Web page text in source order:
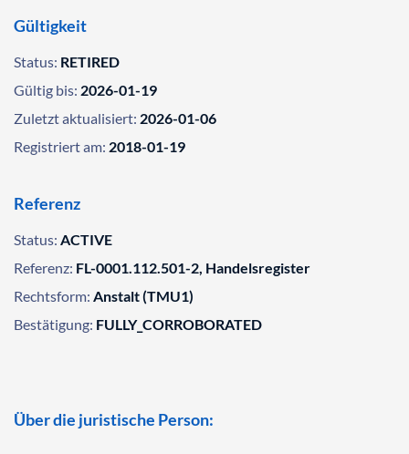
Gültigkeit
Status: RETIRED
Gültig bis: 2026-01-19
Zuletzt aktualisiert: 2026-01-06
Registriert am: 2018-01-19
Referenz
Status: ACTIVE
Referenz: FL-0001.112.501-2, Handelsregister
Rechtsform: Anstalt (TMU1)
Bestätigung: FULLY_CORROBORATED
Über die juristische Person: